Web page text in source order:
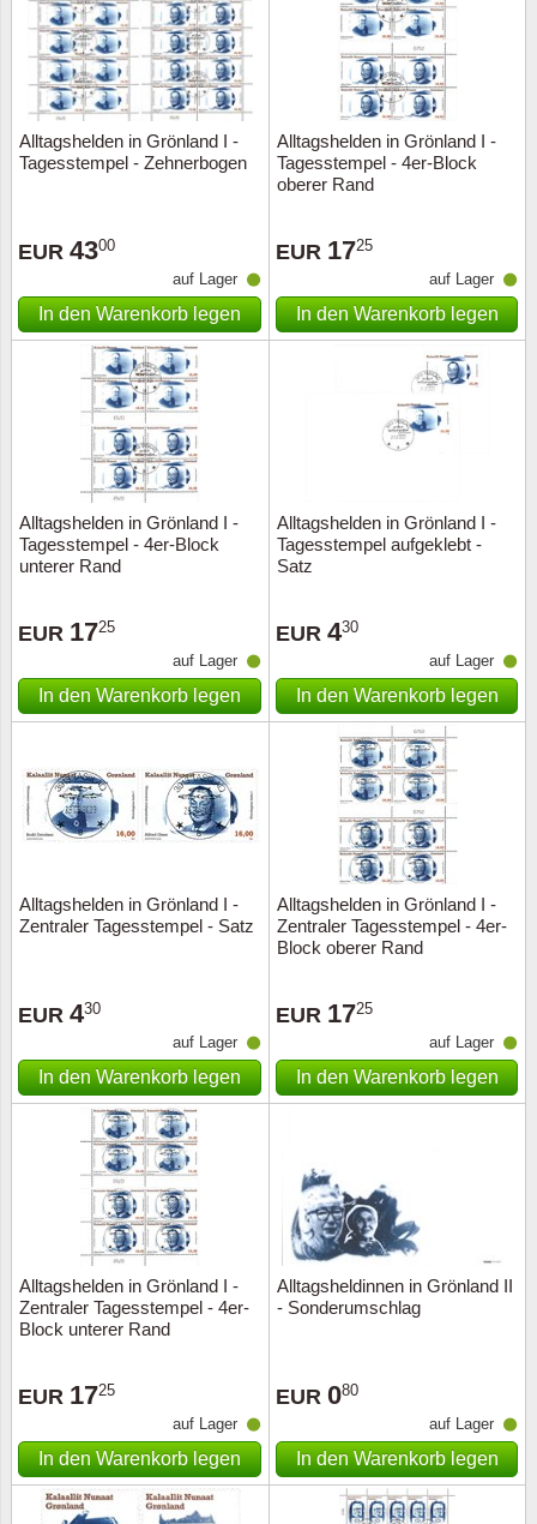
Alltagshelden in Grönland I -
Tagesstempel - Zehnerbogen
EUR 4300
auf Lager
In den Warenkorb legen
Alltagshelden in Grönland I -
Tagesstempel - 4er-Block
oberer Rand
EUR 1725
auf Lager
In den Warenkorb legen
Alltagshelden in Grönland I -
Tagesstempel - 4er-Block
unterer Rand
EUR 1725
auf Lager
In den Warenkorb legen
Alltagshelden in Grönland I -
Tagesstempel aufgeklebt -
Satz
EUR 430
auf Lager
In den Warenkorb legen
Alltagshelden in Grönland I -
Zentraler Tagesstempel - Satz
EUR 430
auf Lager
In den Warenkorb legen
Alltagshelden in Grönland I -
Zentraler Tagesstempel - 4er-
Block oberer Rand
EUR 1725
auf Lager
In den Warenkorb legen
Alltagshelden in Grönland I -
Zentraler Tagesstempel - 4er-
Block unterer Rand
EUR 1725
auf Lager
In den Warenkorb legen
Alltagsheldinnen in Grönland II
- Sonderumschlag
EUR 080
auf Lager
In den Warenkorb legen